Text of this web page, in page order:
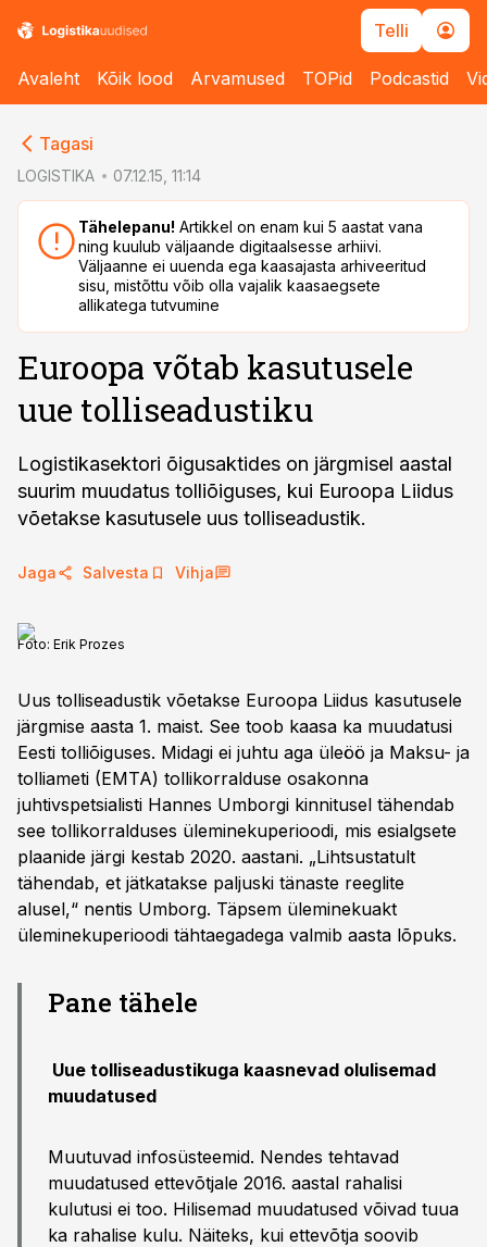
Telli
Avaleht Kõik lood Arvamused TOPid Podcastid
Tagasi
LOGISTIKA 07.12.15, 11:14
Tähelepanu! Artikkel on enam kui 5 aastat vana
ning kuulub väljaande digitaalsesse arhiivi.
Väljaanne ei uuenda ega kaasajasta arhiveeritud
sisu, mistõttu võib olla vajalik kaasaegsete
allikatega tutvumine
Euroopa võtab kasutusele
uue tolliseadustiku
Logistikasektori õigusaktides on järgmisel aastal
suurim muudatus tolliõiguses, kui Euroopa Liidus
võetakse kasutusele uus tolliseadustik.
Jaga Salvesta Vihja
Foto: Erik Prozes
Uus tolliseadustik võetakse Euroopa Liidus kasutusele
järgmise aasta 1. maist. See toob kaasa ka muudatusi
Eesti tolliõiguses. Midagi ei juhtu aga üleöö ja Maksu- ja
tolliameti (EMTA) tollikorralduse osakonna
juhtivspetsialisti Hannes Umborgi kinnitusel tähendab
see tollikorralduses üleminekuperioodi, mis esialgsete
plaanide järgi kestab 2020. aastani. „Lihtsustatult
tähendab, et jätkatakse paljuski tänaste reeglite
alusel,“ nentis Umborg. Täpsem üleminekuakt
üleminekuperioodi tähtaegadega valmib aasta lõpuks.
Pane tähele
Uue tolliseadustikuga kaasnevad olulisemad
muudatused
Muutuvad infosüsteemid. Nendes tehtavad
muudatused ettevõtjale 2016. aastal rahalisi
kulutusi ei too. Hilisemad muudatused võivad tuua
ka rahalise kulu. Näiteks, kui ettevõtja soovib